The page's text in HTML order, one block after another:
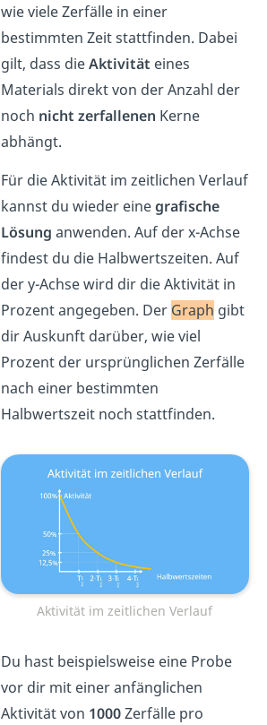
wie viele Zerfälle in einer
bestimmten Zeit stattfinden. Dabei
gilt, dass dieAktivität eines
Materials direkt von der Anzahl der
noch nicht zerfallenen Kerne
abhängt.
Für die Aktivität im zeitlichen Verlauf
kannst du wieder einegrafische
Lösung anwenden. Auf der x-Achse
findest du die Halbwertszeiten. Auf
der y-Achse wird dir die Aktivität in
Prozent angegeben. Der Graph gibt
dir Auskunft darüber, wie viel
Prozent der ursprünglichen Zerfälle
nach einer bestimmten
Halbwertszeit noch stattfinden.
Aktivität im zeitlichen Verlauf
Du hast beispielsweise eine Probe
vor dir mit einer anfänglichen
Aktivität von 1000Zerfälle pro